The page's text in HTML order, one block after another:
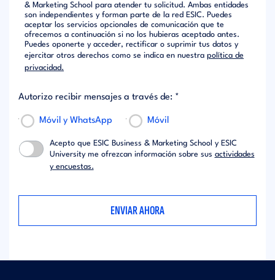
& Marketing School para atender tu solicitud. Ambas entidades
son independientes y forman parte de la red ESIC. Puedes
aceptar los servicios opcionales de comunicación que te
ofrecemos a continuación si no los hubieras aceptado antes.
Puedes oponerte y acceder, rectificar o suprimir tus datos y
ejercitar otros derechos como se indica en nuestra política de
privacidad.
Autorizo recibir mensajes a través de: *
Móvil y WhatsApp Móvil
Acepto que ESIC Business & Marketing School y ESIC
University me ofrezcan información sobre sus actividades
y encuestas.